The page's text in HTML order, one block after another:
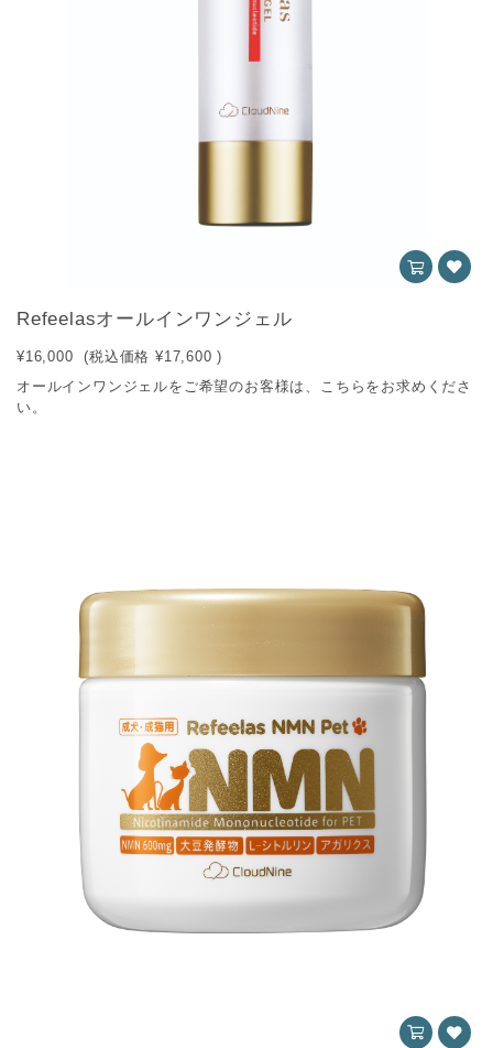
Refeelasオールインワンジェル
¥16,000 (税込価格 ¥17,600 )
オールインワンジェルをご希望のお客様は、こちらをお求めくださ
い。